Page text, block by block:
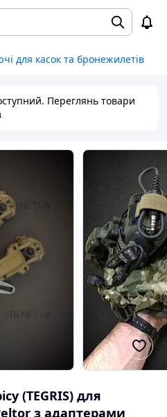
для касок та бронежилетів
Переглянь товари
(TEGRIS) для
з адаптерами